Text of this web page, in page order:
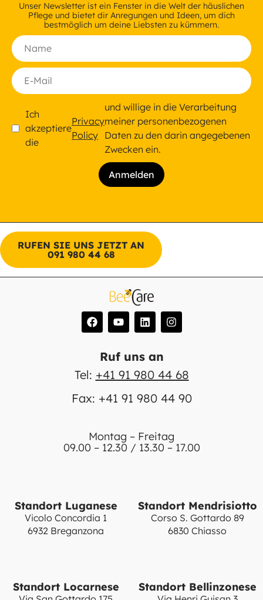
Unser Newsletter ist ein Fenster in die Welt der häuslichen
Pflege und bietet dir Anregungen und Ideen, um dich
bestmöglich um deine Liebsten zu kümmern.
Ich
akzeptiere
die
Privacy
Policy
und willige in die Verarbeitung
meiner personenbezogenen
Daten zu den darin angegebenen
Zwecken ein.
RUFEN SIE UNS JETZT AN
091 980 44 68
Ruf uns an
Tel: +41 91 980 44 68
Fax: +41 91 980 44 90
Montag – Freitag
09.00 – 12.30 / 13.30 – 17.00
Standort Luganese
Vicolo Concordia 1
6932 Breganzona
Standort Mendrisiotto
Corso S. Gottardo 89
6830 Chiasso
Standort Locarnese Standort Bellinzonese